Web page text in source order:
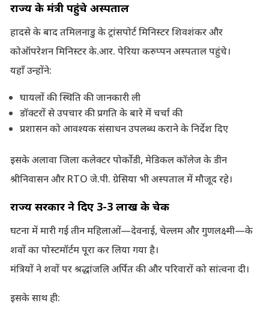
राज्य के मंत्री पहुंचे अस्पताल
हादसे के बाद तमिलनाडु के ट्रांसपोर्ट मिनिस्टर शिवशंकर और
कोऑपरेशन मिनिस्टर के.आर. पेरिया करुप्पन अस्पताल पहुंचे।
यहाँ उन्होंने:
घायलों की स्थिति की जानकारी ली
डॉक्टरों से उपचार की प्रगति के बारे में चर्चा की
प्रशासन को आवश्यक संसाधन उपलब्ध कराने के निर्देश दिए
इसके अलावा जिला कलेक्टर पोर्कोडी, मेडिकल कॉलेज के डीन
श्रीनिवासन और RTO जे.पी. ग्रेसिया भी अस्पताल में मौजूद रहे।
राज्य सरकार ने दिए 3-3 लाख के चेक
घटना में मारी गई तीन महिलाओं—देवनाई, चेल्लम और गुणलक्ष्मी—के
शवों का पोस्टमॉर्टम पूरा कर लिया गया है।
मंत्रियों ने शवों पर श्रद्धांजलि अर्पित की और परिवारों को सांत्वना दी।
इसके साथ ही: